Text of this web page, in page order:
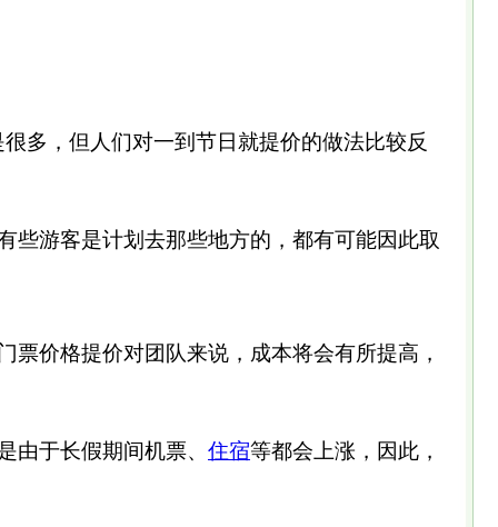
，但人们对一到节日就提价的做法比较反
些游客是计划去那些地方的，都有可能因此取
票价格提价对团队来说，成本将会有所提高，
由于长假期间机票、 住宿等都会上涨，因此，